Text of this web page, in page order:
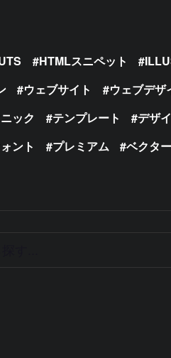
HTMLスニペット
ウェブサイト ウェブデザ
ック テンプレート デザ
ント プレミアム ベクター